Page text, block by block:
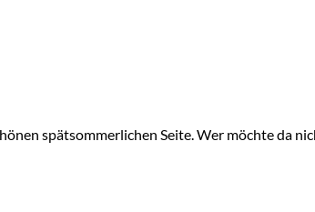
spätsommerlichen Seite. Wer möchte da